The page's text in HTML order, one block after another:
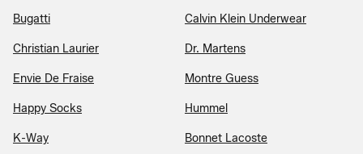
Bugatti Calvin Klein Underwear
Christian Laurier Dr. Martens
Envie De Fraise Montre Guess
Happy Socks Hummel
K-Way Bonnet Lacoste